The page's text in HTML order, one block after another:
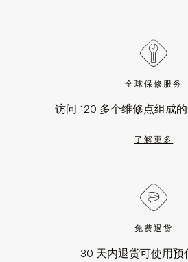
全球保修服务
访问 120 多个维修点组成
了解更多
免费退货
30 天内退货可使用预